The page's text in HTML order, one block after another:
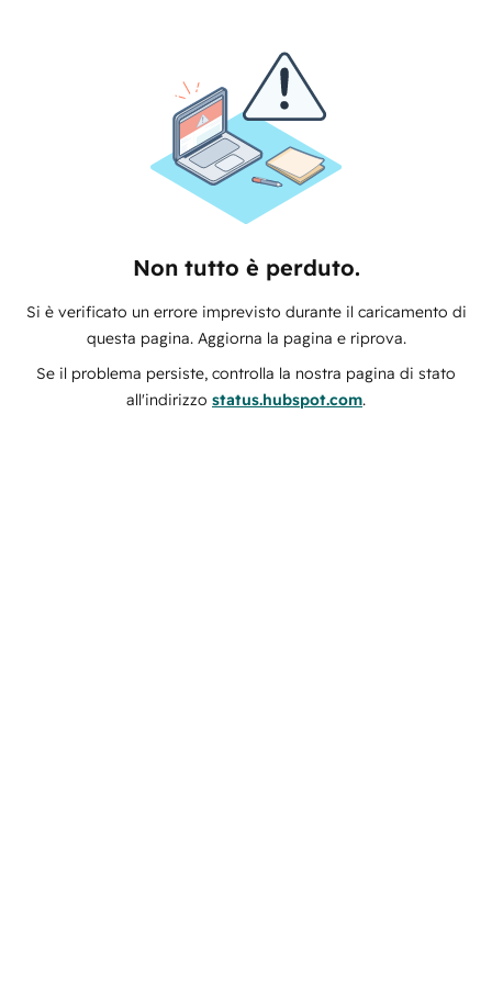
Non tutto è perduto.
Si è verificato un errore imprevisto durante il caricamento di
questa pagina. Aggiorna la pagina e riprova.
Se il problema persiste, controlla la nostra pagina di stato
all'indirizzo status.hubspot.com.